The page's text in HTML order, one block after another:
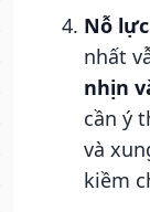
Nỗ
nhất
nhịn
cần ý
và
kiềm